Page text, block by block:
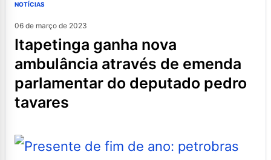
NOTÍCIAS
06 de março de 2023
itapetinga ganha nova
ambulância através de emenda
parlamentar do deputado pedro
tavares